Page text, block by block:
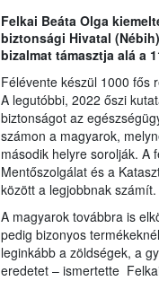
Felkai Beáta Olga
biztonsági Hivatal
bizalmat támasztja alá a
Félévente készül 1000 fős
A legutóbbi, 2022 őszi
biztonságot az
számon a magyarok,
második helyre sorolják. A
Mentőszolgálat és a
között a legjobbnak számít.
A magyarok továbbra is
pedig bizonyos
leginkább a zöldségek, a
eredetet – ismertette